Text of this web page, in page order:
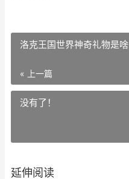
洛克王国世界神奇礼物是
« 上一篇
没有了！
延伸阅读